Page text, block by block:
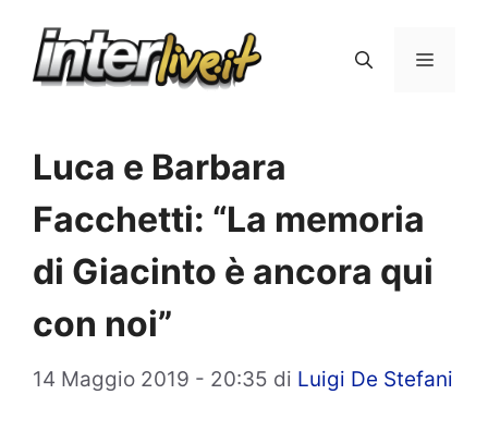
Menu
Luca e Barbara
Facchetti: “La memoria
di Giacinto è ancora qui
con noi”
14 Maggio 2019 - 20:35 di Luigi De Stefani